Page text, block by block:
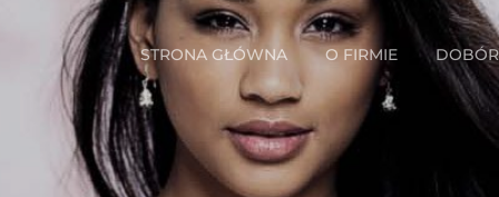
STRONA GŁÓWNA O FIRMIE